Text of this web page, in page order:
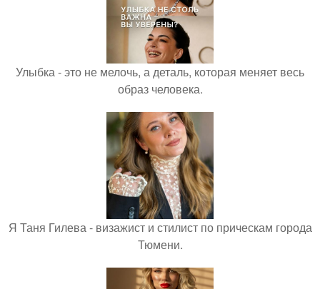
Улыбка - это не мелочь, а деталь, которая меняет весь
образ человека.
Я Таня Гилева - визажист и стилист по прическам города
Тюмени.